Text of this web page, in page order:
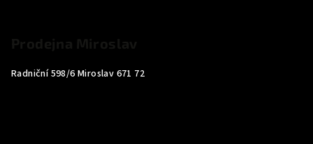
Radniční 598/6 Miroslav 671 72